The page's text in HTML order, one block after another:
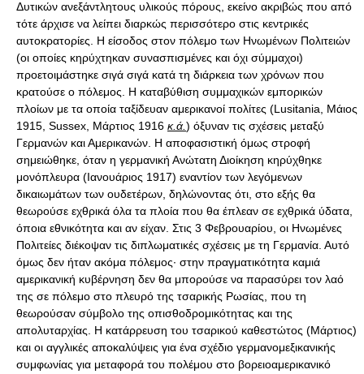
κ.ά. ) όξυναν τις σχέσεις μεταξύ
Γερμανών και Αμερικανών. Η αποφασιστική όμως στροφή
σημειώθηκε, όταν η γερμανική Ανώτατη Διοίκηση κηρύχθηκε
μονόπλευρα (Ιανουάριος 1917) εναντίον των λεγόμενων
δικαιωμάτων των ουδετέρων, δηλώνοντας ότι, στο εξής θα
θεωρούσε εχθρικά όλα τα πλοία που θα έπλεαν σε εχθρικά ύδατα,
όποια εθνικότητα και αν είχαν. Στις 3 Φεβρουαρίου, οι Ηνωμένες
Πολιτείες διέκοψαν τις διπλωματικές σχέσεις με τη Γερμανία. Αυτό
όμως δεν ήταν ακόμα πόλεμος· στην πραγματικότητα καμιά
αμερικανική κυβέρνηση δεν θα μπορούσε να παρασύρει τον λαό
της σε πόλεμο στο πλευρό της τσαρικής Ρωσίας, που τη
θεωρούσαν σύμβολο της οπισθοδρομικότητας και της
απολυταρχίας. Η κατάρρευση του τσαρικού καθεστώτος (Μάρτιος)
και οι αγγλικές αποκαλύψεις για ένα σχέδιο γερμανομεξικανικής
συμφωνίας για μεταφορά του πολέμου στο βορειοαμερικανικό